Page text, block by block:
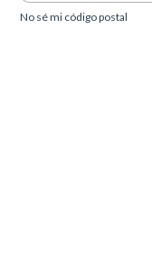
No sé mi código postal